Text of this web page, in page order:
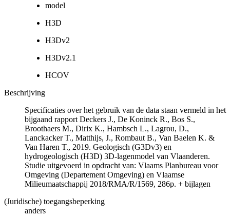
model
H3D
H3Dv2
H3Dv2.1
HCOV
Beschrijving
Specificaties over het gebruik van de data staan vermeld in het
bijgaand rapport Deckers J., De Koninck R., Bos S.,
Broothaers M., Dirix K., Hambsch L., Lagrou, D.,
Lanckacker T., Matthijs, J., Rombaut B., Van Baelen K. &
Van Haren T., 2019. Geologisch (G3Dv3) en
hydrogeologisch (H3D) 3D-lagenmodel van Vlaanderen.
Studie uitgevoerd in opdracht van: Vlaams Planbureau voor
Omgeving (Departement Omgeving) en Vlaamse
Milieumaatschappij 2018/RMA/R/1569, 286p. + bijlagen
(Juridische) toegangsbeperking
anders